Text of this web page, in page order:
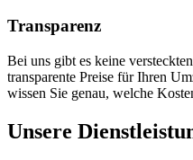
Transparenz
Bei uns gibt es keine
transparente Preise für Ihren
wissen Sie genau, welche
Unsere